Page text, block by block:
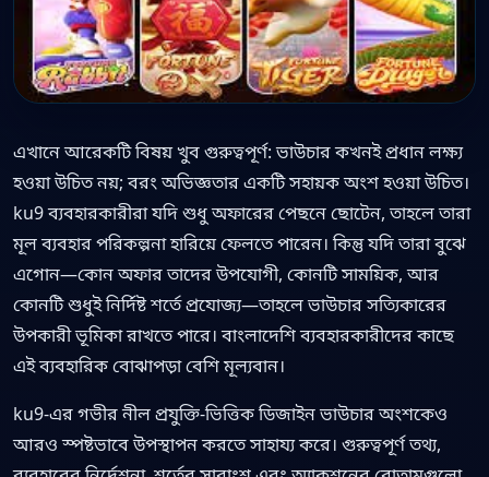
এখানে আরেকটি বিষয় খুব গুরুত্বপূর্ণ: ভাউচার কখনই প্রধান লক্ষ্য
হওয়া উচিত নয়; বরং অভিজ্ঞতার একটি সহায়ক অংশ হওয়া উচিত।
ku9 ব্যবহারকারীরা যদি শুধু অফারের পেছনে ছোটেন, তাহলে তারা
মূল ব্যবহার পরিকল্পনা হারিয়ে ফেলতে পারেন। কিন্তু যদি তারা বুঝে
এগোন—কোন অফার তাদের উপযোগী, কোনটি সাময়িক, আর
কোনটি শুধুই নির্দিষ্ট শর্তে প্রযোজ্য—তাহলে ভাউচার সত্যিকারের
উপকারী ভূমিকা রাখতে পারে। বাংলাদেশি ব্যবহারকারীদের কাছে
এই ব্যবহারিক বোঝাপড়া বেশি মূল্যবান।
ku9-এর গভীর নীল প্রযুক্তি-ভিত্তিক ডিজাইন ভাউচার অংশকেও
আরও স্পষ্টভাবে উপস্থাপন করতে সাহায্য করে। গুরুত্বপূর্ণ তথ্য,